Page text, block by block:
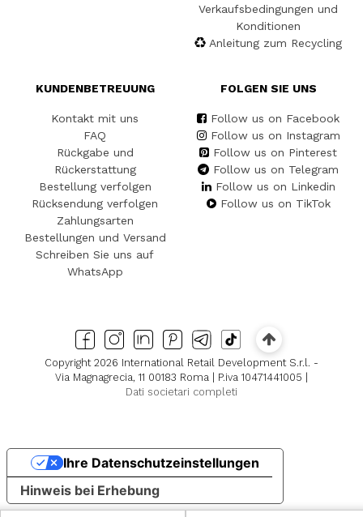
Verkaufsbedingungen und
Konditionen
Anleitung zum Recycling
KUNDENBETREUUNG
Kontakt mit uns
FAQ
Rückgabe und
Rückerstattung
Bestellung verfolgen
Rücksendung verfolgen
Zahlungsarten
Bestellungen und Versand
Schreiben Sie uns auf
WhatsApp
FOLGEN SIE UNS
Follow us on Facebook
Follow us on Instagram
Follow us on Pinterest
Follow us on Telegram
Follow us on Linkedin
Follow us on TikTok
Copyright 2026 International Retail Development S.r.l. -
Via Magnagrecia, 11 00183 Roma | P.iva 10471441005 |
Dati societari completi
Hinweis bei Erhebung
Ihre Datenschutzeinstellungen